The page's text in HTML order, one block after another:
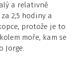
a relativně
2,5 hodiny a
protože je to
moře, kam se
Jorge.